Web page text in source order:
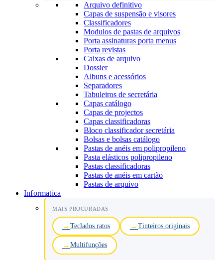
Arquivo definitivo
Capas de suspensão e visores
Classificadores
Modulos de pastas de arquivos
Porta assinaturas porta menus
Porta revistas
Caixas de arquivo
Dossier
Albuns e acessórios
Separadores
Tabuleiros de secretária
Capas catálogo
Capas de projectos
Capas classificadoras
Bloco classificador secretária
Bolsas e bolsas catálogo
Pastas de anéis em polipropileno
Pasta elásticos polipropileno
Pastas classificadoras
Pastas de anéis em cartão
Pastas de arquivo
Informatica
MAIS PROCURADAS
Teclados ratos Tinteiros originais
Multifunções